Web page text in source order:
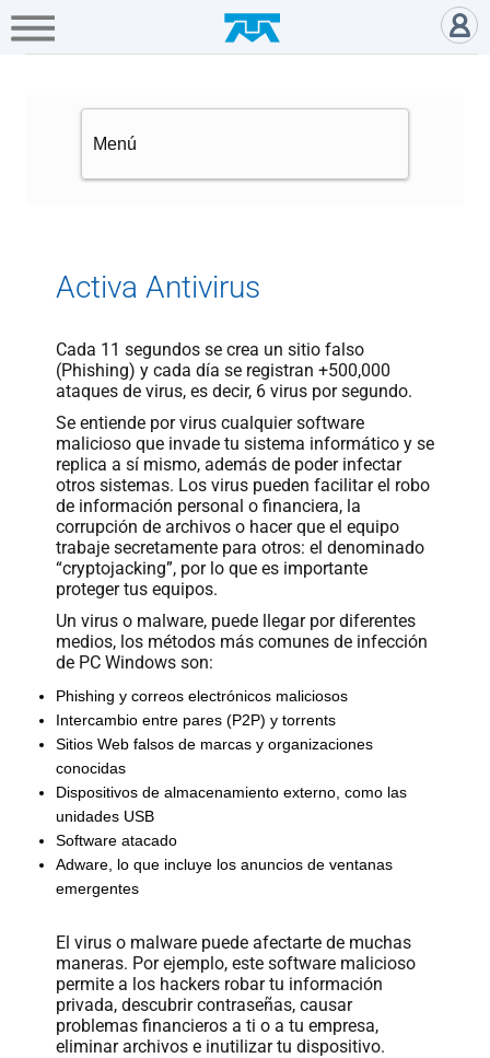
Hogar Empresa Gamers
A+
Telmex
línea
Portabilidad
Paga
Recibo
Ayuda
Centros
Atención
Telmex
WiFi
Activa Antivirus
Cada 11 segundos se crea un sitio falso
(Phishing) y cada día se registran +500,000
ataques de virus, es decir, 6 virus por segundo.
Se entiende por virus cualquier software
malicioso que invade tu sistema informático y se
replica a sí mismo, además de poder infectar
otros sistemas. Los virus pueden facilitar el robo
de información personal o financiera, la
corrupción de archivos o hacer que el equipo
trabaje secretamente para otros: el denominado
“cryptojacking”, por lo que es importante
proteger tus equipos.
Un virus o malware, puede llegar por diferentes
medios, los métodos más comunes de infección
de PC Windows son:
Phishing y correos electrónicos maliciosos
Intercambio entre pares (P2P) y torrents
Sitios Web falsos de marcas y organizaciones
conocidas
Dispositivos de almacenamiento externo, como las
unidades USB
Software atacado
Adware, lo que incluye los anuncios de ventanas
emergentes
El virus o malware puede afectarte de muchas
maneras. Por ejemplo, este software malicioso
permite a los hackers robar tu información
privada, descubrir contraseñas, causar
problemas financieros a ti o a tu empresa,
eliminar archivos e inutilizar tu dispositivo.